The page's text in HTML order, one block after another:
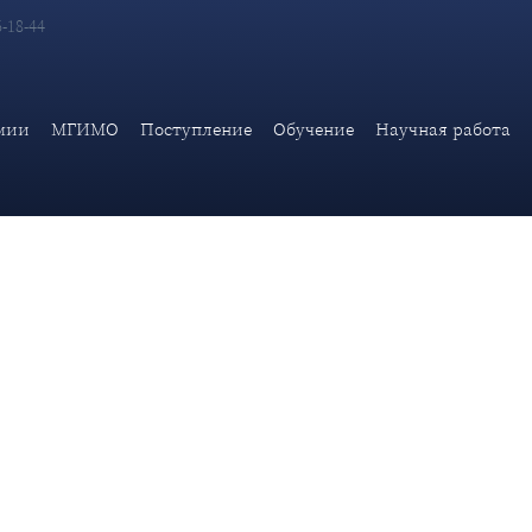
18-44
МГИМО Поступление Обучение Научная работа